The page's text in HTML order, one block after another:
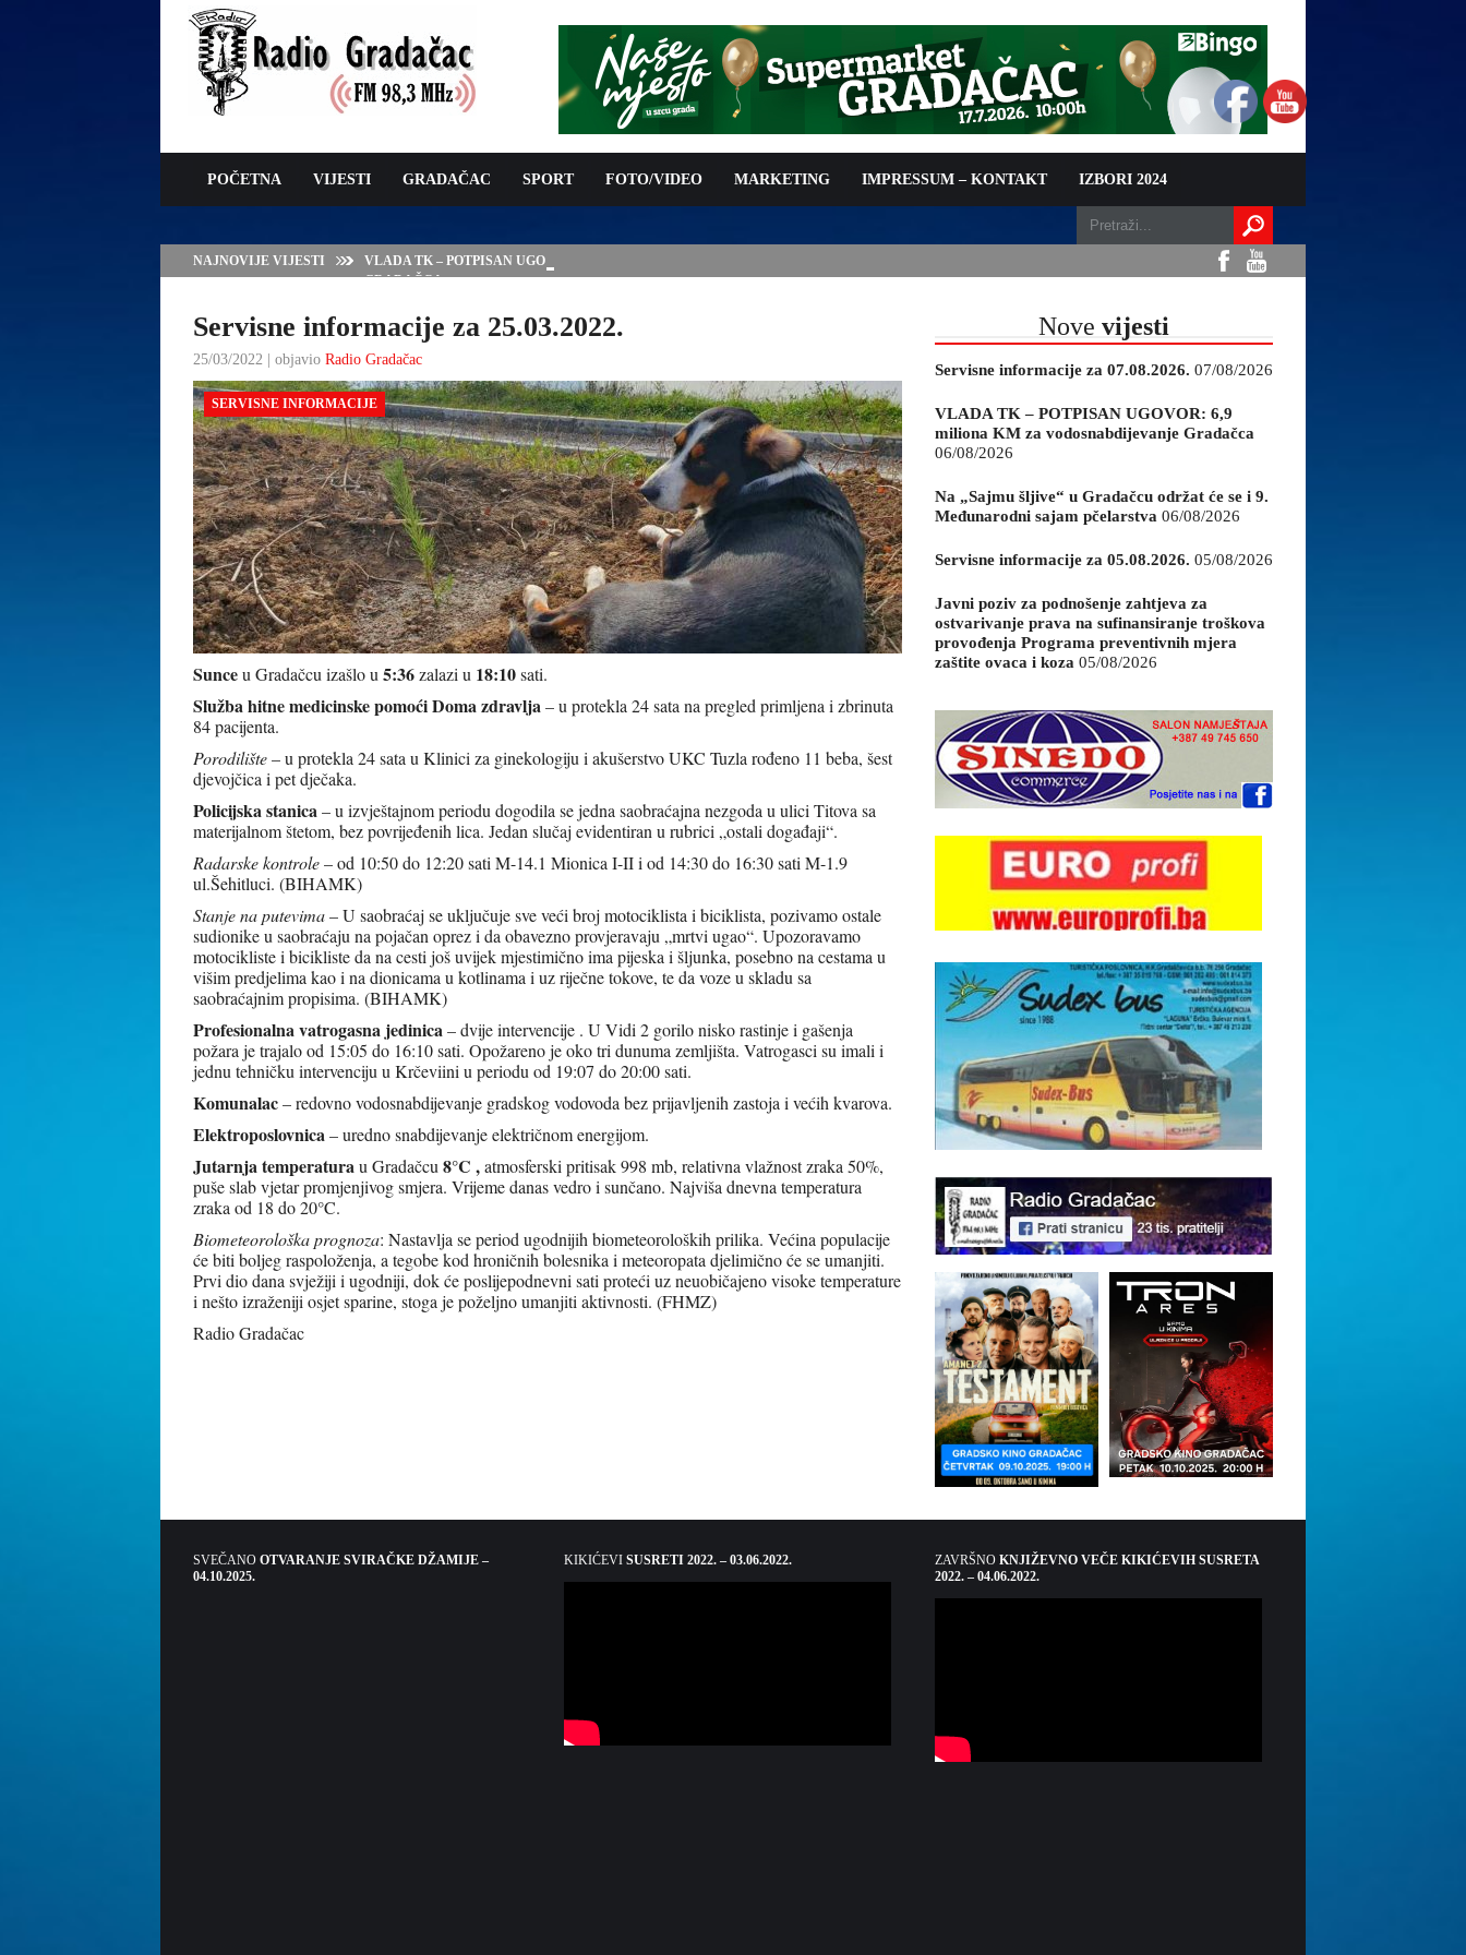
POČETNA VIJESTI GRADAČAC SPORT FOTO/VIDEO MARKETING IMPRESSUM – KONTAKT IZBORI 2024
NAJNOVIJE VIJESTI
VLADA TK – POTPISAN UGOVOR: 6,9 MILIONA KM ZA VODOSNABDIJEVANJE
GRADAČCA
Servisne informacije za 25.03.2022.
25/03/2022 | objavio Radio Gradačac
SERVISNE INFORMACIJE
Sunceu Gradačcu izašlo u 5:36zalazi u 18:10sati.
Služba hitne medicinske pomoći Doma zdravlja– u protekla 24 sata na pregled primljena i zbrinuta
84 pacijenta.
Porodilište– u protekla 24 sata u Klinici za ginekologiju i akušerstvo UKC Tuzla rođeno 11 beba, šest
djevojčica i pet dječaka.
Policijska stanica– u izvještajnom periodu dogodila se jedna saobraćajna nezgoda u ulici Titova sa
materijalnom štetom, bez povrijeđenih lica. Jedan slučaj evidentiran u rubrici „ostali događaji“.
Radarske kontrole– od 10:50 do 12:20 sati M-14.1 Mionica I-II i od 14:30 do 16:30 sati M-1.9
ul.Šehitluci. (BIHAMK)
Stanje na putevima– U saobraćaj se uključuje sve veći broj motociklista i biciklista, pozivamo ostale
sudionike u saobraćaju na pojačan oprez i da obavezno provjeravaju „mrtvi ugao“. Upozoravamo
motocikliste i bicikliste da na cesti još uvijek mjestimično ima pijeska i šljunka, posebno na cestama u
višim predjelima kao i na dionicama u kotlinama i uz riječne tokove, te da voze u skladu sa
saobraćajnim propisima. (BIHAMK)
Profesionalna vatrogasna jedinica– dvije intervencije . U Vidi 2 gorilo nisko rastinje i gašenja
požara je trajalo od 15:05 do 16:10 sati. Opožareno je oko tri dunuma zemljišta. Vatrogasci su imali i
jednu tehničku intervenciju u Krčeviini u periodu od 19:07 do 20:00 sati.
Komunalac– redovno vodosnabdijevanje gradskog vodovoda bez prijavljenih zastoja i većih kvarova.
Elektroposlovnica– uredno snabdijevanje električnom energijom.
Jutarnja temperaturau Gradačcu 8°C ,atmosferski pritisak 998 mb, relativna vlažnost zraka 50%,
puše slab vjetar promjenjivog smjera. Vrijeme danas vedro i sunčano. Najviša dnevna temperatura
zraka od 18 do 20°C.
Biometeorološka prognoza: Nastavlja se period ugodnijih biometeoroloških prilika. Većina populacije
će biti boljeg raspoloženja, a tegobe kod hroničnih bolesnika i meteoropata djelimično će se umanjiti.
Prvi dio dana svježiji i ugodniji, dok će poslijepodnevni sati proteći uz neuobičajeno visoke temperature
i nešto izraženiji osjet sparine, stoga je poželjno umanjiti aktivnosti. (FHMZ)
Radio Gradačac
Nove vijesti
Servisne informacije za 07.08.2026. 07/08/2026
VLADA TK – POTPISAN UGOVOR: 6,9
miliona KM za vodosnabdijevanje Gradačca
06/08/2026
Na „Sajmu šljive“ u Gradačcu održat će se i 9.
Međunarodni sajam pčelarstva 06/08/2026
Servisne informacije za 05.08.2026. 05/08/2026
Javni poziv za podnošenje zahtjeva za
ostvarivanje prava na sufinansiranje troškova
provođenja Programa preventivnih mjera
zaštite ovaca i koza 05/08/2026
SVEČANO OTVARANJE SVIRAČKE DŽAMIJE –
04.10.2025.
KIKIĆEVI SUSRETI 2022. – 03.06.2022. ZAVRŠNO KNJIŽEVNO VEČE KIKIĆEVIH SUSRETA
2022. – 04.06.2022.